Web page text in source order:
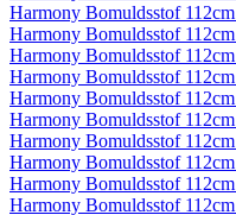
Harmony Bomuldsstof
Harmony Bomuldsstof
Harmony Bomuldsstof
Harmony Bomuldsstof
Harmony Bomuldsstof
Harmony Bomuldsstof
Harmony Bomuldsstof
Harmony Bomuldsstof
Harmony Bomuldsstof
Harmony Bomuldsstof